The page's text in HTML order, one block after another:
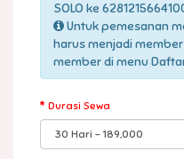
SOLO ke
Untuk pemesanan
harus menjadi
member di menu
Durasi Sewa